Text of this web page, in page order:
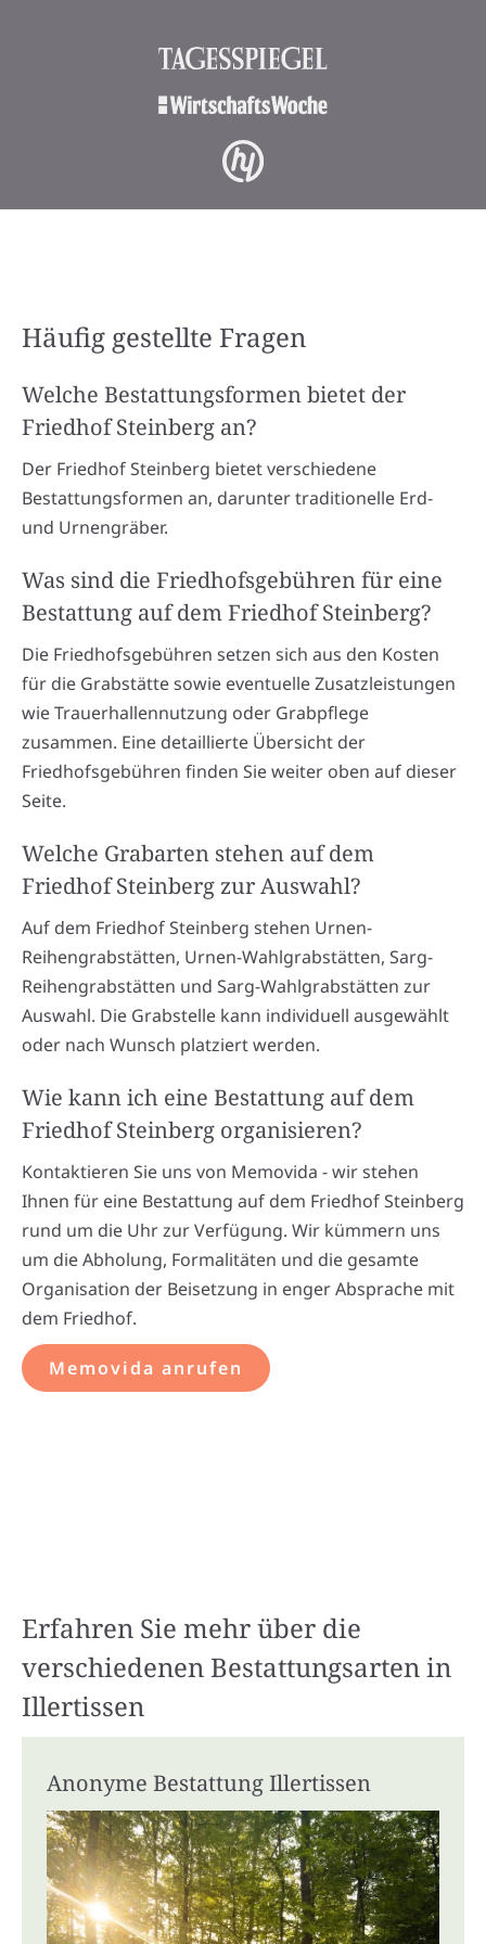
Häufig gestellte Fragen
Welche Bestattungsformen bietet der
Friedhof Steinberg an?
Der Friedhof Steinberg bietet verschiedene
Bestattungsformen an, darunter traditionelle Erd-
und Urnengräber.
Was sind die Friedhofsgebühren für eine
Bestattung auf dem Friedhof Steinberg?
Die Friedhofsgebühren setzen sich aus den Kosten
für die Grabstätte sowie eventuelle Zusatzleistungen
wie Trauerhallennutzung oder Grabpflege
zusammen. Eine detaillierte Übersicht der
Friedhofsgebühren finden Sie weiter oben auf dieser
Seite.
Welche Grabarten stehen auf dem
Friedhof Steinberg zur Auswahl?
Auf dem Friedhof Steinberg stehen Urnen-
Reihengrabstätten, Urnen-Wahlgrabstätten, Sarg-
Reihengrabstätten und Sarg-Wahlgrabstätten zur
Auswahl. Die Grabstelle kann individuell ausgewählt
oder nach Wunsch platziert werden.
Wie kann ich eine Bestattung auf dem
Friedhof Steinberg organisieren?
Kontaktieren Sie uns von Memovida - wir stehen
Ihnen für eine Bestattung auf dem Friedhof Steinberg
rund um die Uhr zur Verfügung. Wir kümmern uns
um die Abholung, Formalitäten und die gesamte
Organisation der Beisetzung in enger Absprache mit
dem Friedhof.
Memovida anrufen
Erfahren Sie mehr über die
verschiedenen Bestattungsarten in
Illertissen
Anonyme Bestattung Illertissen